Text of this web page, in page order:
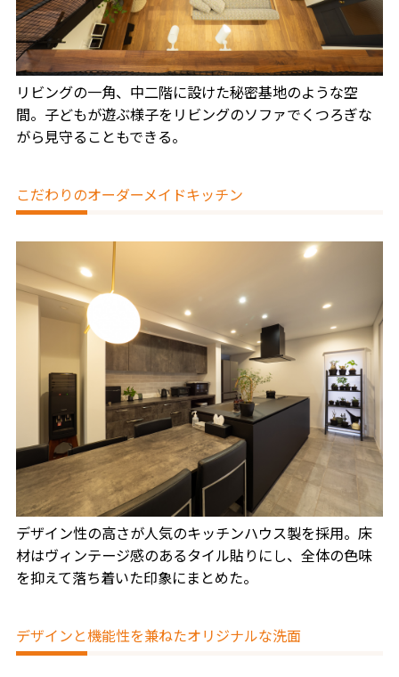
リビングの一角、中二階に設けた秘密基地のような空
間。子どもが遊ぶ様子をリビングのソファでくつろぎな
がら見守ることもできる。
こだわりのオーダーメイドキッチン
デザイン性の高さが人気のキッチンハウス製を採用。床
材はヴィンテージ感のあるタイル貼りにし、全体の色味
を抑えて落ち着いた印象にまとめた。
デザインと機能性を兼ねたオリジナルな洗面